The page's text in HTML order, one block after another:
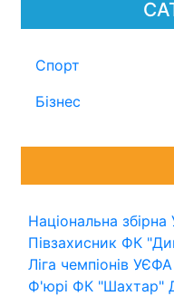
Спорт
Бізнес
Національна
Півзахисник ФК
Ліга чемпіонів УЄФА
Ф'юрі ФК "Шахтар"